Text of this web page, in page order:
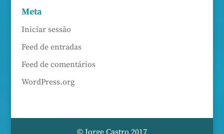
Meta
Iniciar sessão
Feed de entradas
Feed de comentários
WordPress.org